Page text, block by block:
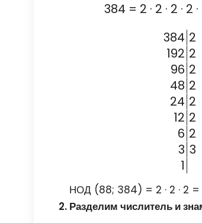
384 = 2 · 2 · 2 · 2 ·
384 2
192 2
96 2
48 2
24 2
12 2
6 2
3 3
1
НОД (88; 384) = 2 · 2 · 2 =
Разделим числитель и